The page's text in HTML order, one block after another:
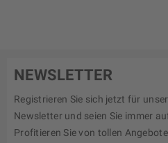
NEWSLETTER
Registrieren Sie sich jetzt für
Newsletter und seien Sie immer
Profitieren Sie von tollen